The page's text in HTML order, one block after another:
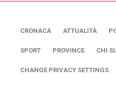
CRONACA ATTUALITÀ
SPORT PROVINCE CHI
CHANGE PRIVACY SETTINGS